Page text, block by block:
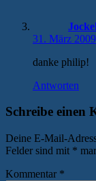
31. März
danke philip!
Antworten
Schreibe einen
Deine E-Mail-
Felder sind mit *
Kommentar *